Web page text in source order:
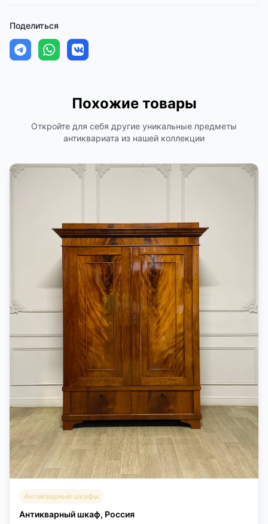
Поделиться
Похожие товары
Откройте для себя другие уникальные предметы
антиквариата из нашей коллекции
Антикварные шкафы
Антикварный шкаф, Россия